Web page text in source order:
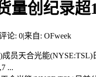
量创纪录超
论: 0|来自: OFweek
员天合光能
...